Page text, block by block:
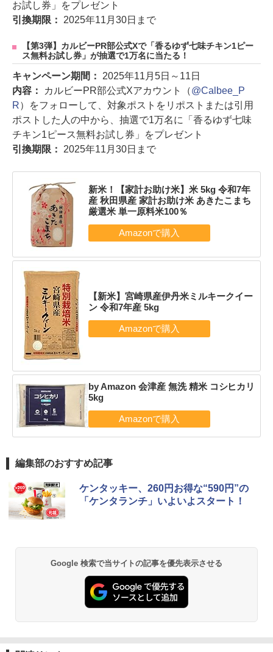
お試し券」をプレゼント
引換期限： 2025年11月30日まで
【第3弾】カルビーPR部公式Xで「香るゆず七味チキン1ピー
ス無料お試し券」が抽選で1万名に当たる！
キャンペーン期間： 2025年11月5日～11日
内容：
カルビーPR部公式Xアカウント（@Calbee_P
R）をフォローして、対象ポストをリポストまたは引用
ポストした人の中から、抽選で1万名に「香るゆず七味
チキン1ピース無料お試し券」をプレゼント
引換期限： 2025年11月30日まで
新米！【家計お助け米】米 5kg 令和7年
産 秋田県産 家計お助け米 あきたこまち
厳選米 単一原料米100％
【新米】宮崎県産伊丹米ミルキークイー
ン 令和7年産 5kg
by Amazon 会津産 無洗 精米 コシヒカリ
5kg
編集部のおすすめ記事
ケンタッキー、260円お得な“590円”の
「ケンタランチ」いよいよスタート！
Google 検索で当サイトの記事を優先表示させる